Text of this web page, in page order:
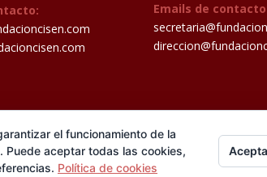
Emails de
informan sobre sus hábitos de
el funcionamiento de la
aceptar todas las cookies,
Política de cookies